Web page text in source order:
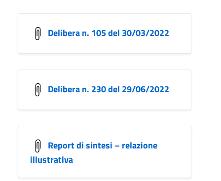
Delibera n. 105 del 30/03/2022
Delibera n. 230 del 29/06/2022
Report di sintesi – relazione
illustrativa